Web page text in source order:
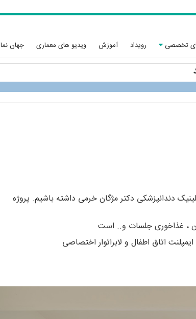
تخصصی رویداد آموزش ویدیو های معماری جهان نما
دندانپزشکی دکتر مژگان خرمی داشته باشیم. پروژه
، غذاخوری جلسات و.. است
اتاق اطفال و لابراتوار اختصاصی